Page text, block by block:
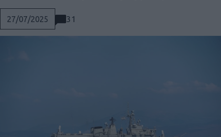
27/07/2025 31